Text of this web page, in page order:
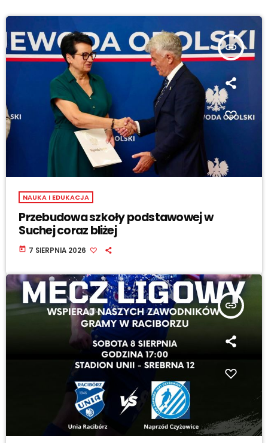
insert_link
NAUKA I EDUKACJA
Przebudowa szkoły podstawowej w
Suchej coraz bliżej
today 7 SIERPNIA 2026
insert_link